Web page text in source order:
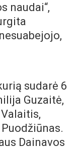
naudai“,
sudarė 6
Guzaitė,
Dainavos